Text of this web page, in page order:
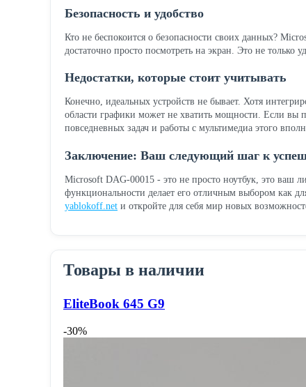
Безопасность и удобство
Кто не беспокоится о безопасности своих данных?
достаточно просто посмотреть на экран. Это не только
Недостатки, которые стоит учитывать
Конечно, идеальных устройств не бывает. Хотя
области графики может не хватить мощности. Если вы
повседневных задач и работы с мультимедиа этого
Заключение: Ваш следующий шаг к
Microsoft DAG-00015 - это не просто ноутбук, это ваш
функциональности делает его отличным выбором как
yablokoff.net и откройте для себя мир новых
Товары в наличии
EliteBook 645 G9
-30%